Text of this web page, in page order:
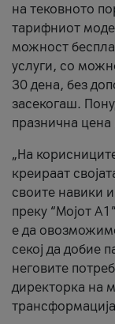
на тековното
тарифниот
можност
услуги, со
30 дена, без
засекогаш.
празнична
„На
креираат
своите навики
преку “Мојот
е да
секој да добие
неговите
директорка на